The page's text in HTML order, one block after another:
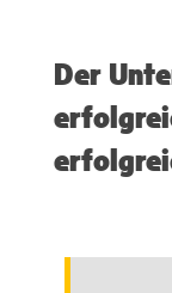
Der